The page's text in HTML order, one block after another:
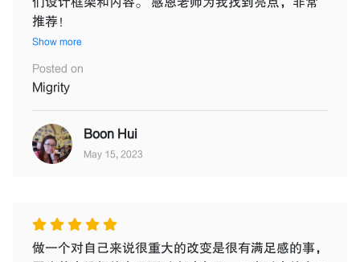
推荐！
Show more
Posted on
Migrity
Boon Hui
May 15, 2023
做一个对自己来说很重大的改变是很有满足感的事，